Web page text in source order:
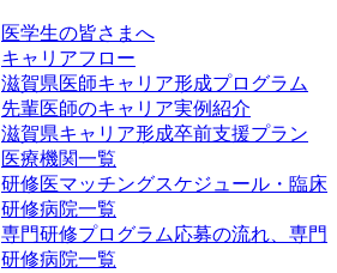
医学生の皆さまへ
キャリアフロー
滋賀県医師キャリア形成プログラム
先輩医師のキャリア実例紹介
滋賀県キャリア形成卒前支援プラン
医療機関一覧
研修医マッチングスケジュール・臨床
研修病院一覧
専門研修プログラム応募の流れ、専門
研修病院一覧